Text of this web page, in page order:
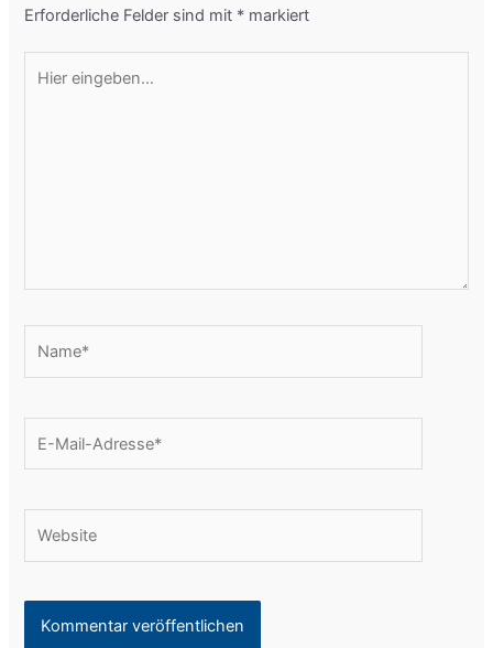
Erforderliche Felder sind mit * markiert
eingeben…
Mail-